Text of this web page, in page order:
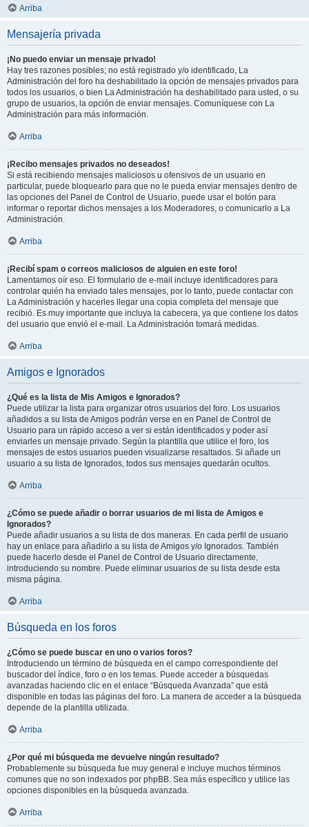
Arriba
Mensajería privada
¡No puedo enviar un mensaje privado!
Hay tres razones posibles; no está registrado y/o identificado, La
Administración del foro ha deshabilitado la opción de mensajes privados para
todos los usuarios, o bien La Administración ha deshabilitado para usted, o su
grupo de usuarios, la opción de enviar mensajes. Comuníquese con La
Administración para más información.
Arriba
¡Recibo mensajes privados no deseados!
Si está recibiendo mensajes maliciosos u ofensivos de un usuario en
particular, puede bloquearlo para que no le pueda enviar mensajes dentro de
las opciones del Panel de Control de Usuario, puede usar el botón para
informar o reportar dichos mensajes a los Moderadores, o comunicarlo a La
Administración.
Arriba
¡Recibí spam o correos maliciosos de alguien en este foro!
Lamentamos oír eso. El formulario de e-mail incluye identificadores para
controlar quién ha enviado tales mensajes, por lo tanto, puede contactar con
La Administración y hacerles llegar una copia completa del mensaje que
recibió. Es muy importante que incluya la cabecera, ya que contiene los datos
del usuario que envió el e-mail. La Administración tomará medidas.
Arriba
Amigos e Ignorados
¿Qué es la lista de Mis Amigos e Ignorados?
Puede utilizar la lista para organizar otros usuarios del foro. Los usuarios
añadidos a su lista de Amigos podrán verse en en Panel de Control de
Usuario para un rápido acceso a ver si están identificados y poder así
enviarles un mensaje privado. Según la plantilla que utilice el foro, los
mensajes de estos usuarios pueden visualizarse resaltados. Si añade un
usuario a su lista de Ignorados, todos sus mensajes quedarán ocultos.
Arriba
¿Cómo se puede añadir o borrar usuarios de mi lista de Amigos e
Ignorados?
Puede añadir usuarios a su lista de dos maneras. En cada perfil de usuario
hay un enlace para añadirlo a su lista de Amigos y/o Ignorados. También
puede hacerlo desde el Panel de Control de Usuario directamente,
introduciendo su nombre. Puede eliminar usuarios de su lista desde esta
misma página.
Arriba
Búsqueda en los foros
¿Cómo se puede buscar en uno o varios foros?
Introduciendo un término de búsqueda en el campo correspondiente del
buscador del índice, foro o en los temas. Puede acceder a búsquedas
avanzadas haciendo clic en el enlace “Búsqueda Avanzada” que está
disponible en todas las páginas del foro. La manera de acceder a la búsqueda
depende de la plantilla utilizada.
Arriba
¿Por qué mi búsqueda me devuelve ningún resultado?
Probablemente su búsqueda fue muy general e incluye muchos términos
comunes que no son indexados por phpBB. Sea más específico y utilice las
opciones disponibles en la búsqueda avanzada.
Arriba